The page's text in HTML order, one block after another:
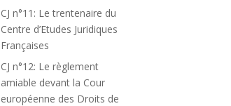
CJ n°11: Le trentenaire du
Centre d’Etudes Juridiques
Françaises
CJ n°12: Le règlement
amiable devant la Cour
européenne des Droits de